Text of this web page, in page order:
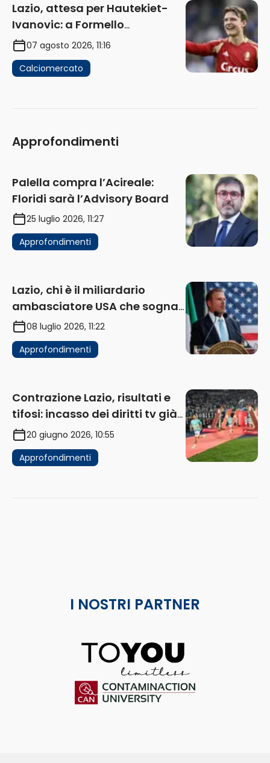
Lazio, attesa per Hautekiet-
Ivanovic: a Formello
attendono risposte
07 agosto 2026, 11:16
Calciomercato
Approfondimenti
Palella compra l’Acireale:
Floridi sarà l’Advisory Board
25 luglio 2026, 11:27
Approfondimenti
Lazio, chi è il miliardario
ambasciatore USA che sogna
di acquistare un club in Italia
08 luglio 2026, 11:22
Approfondimenti
Contrazione Lazio, risultati e
tifosi: incasso dei diritti tv già
in flessione
20 giugno 2026, 10:55
Approfondimenti
I NOSTRI PARTNER
ToYou